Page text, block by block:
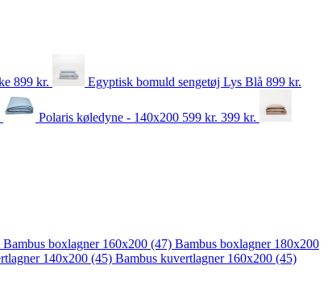
899 kr. Egyptisk bomuld sengetøj Lys Blå 899 kr.
Polaris køledyne - 140x200 599 kr. 399 kr.
Bambus boxlagner 160x200 (47) Bambus boxlagner 180x200
140x200 (45) Bambus kuvertlagner 160x200 (45)